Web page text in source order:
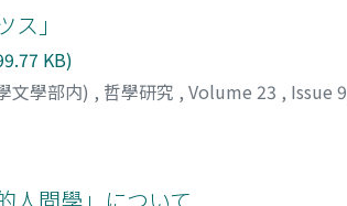
」
KB)
文學部内) , 哲學研究 , Volume 23 , Issue 9
人間學」について